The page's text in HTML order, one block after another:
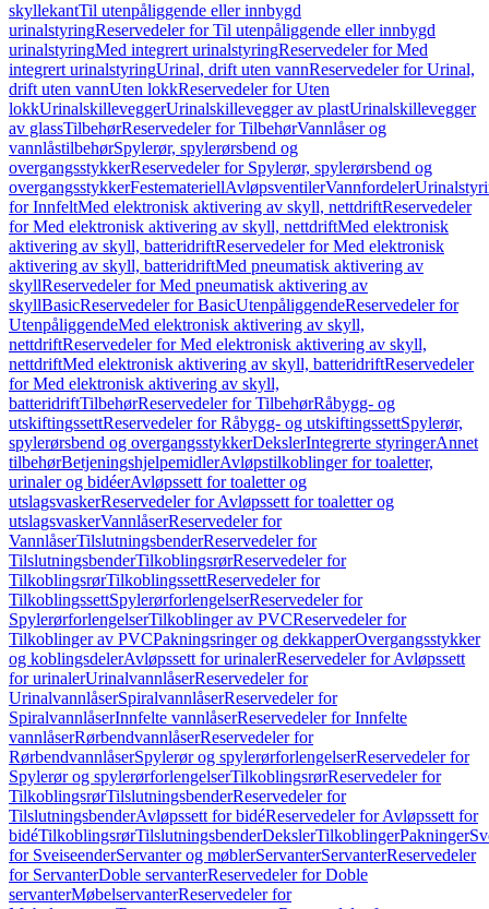
skyllekantTil utenpåliggende eller innbygd
urinalstyringReservedeler for Til utenpåliggende eller innbygd
urinalstyringMed integrert urinalstyringReservedeler for Med
integrert urinalstyringUrinal, drift uten vannReservedeler for Urinal,
drift uten vannUten lokkReservedeler for Uten
lokkUrinalskilleveggerUrinalskillevegger av plastUrinalskillevegger
av glassTilbehørReservedeler for TilbehørVannlåser og
vannlåstilbehørSpylerør, spylerørsbend og
overgangsstykkerReservedeler for Spylerør, spylerørsbend og
overgangsstykkerFestemateriellAvløpsventilerVannfordeler
for InnfeltMed elektronisk aktivering av skyll, nettdriftReservedeler
for Med elektronisk aktivering av skyll, nettdriftMed elektronisk
aktivering av skyll, batteridriftReservedeler for Med elektronisk
aktivering av skyll, batteridriftMed pneumatisk aktivering av
skyllReservedeler for Med pneumatisk aktivering av
skyllBasicReservedeler for BasicUtenpåliggendeReservedeler for
UtenpåliggendeMed elektronisk aktivering av skyll,
nettdriftReservedeler for Med elektronisk aktivering av skyll,
nettdriftMed elektronisk aktivering av skyll, batteridriftReservedeler
for Med elektronisk aktivering av skyll,
batteridriftTilbehørReservedeler for TilbehørRåbygg- og
utskiftingssettReservedeler for Råbygg- og utskiftingssettSpylerør,
spylerørsbend og overgangsstykkerDekslerIntegrerte styringerAnnet
tilbehørBetjeningshjelpemidlerAvløpstilkoblinger for toaletter,
urinaler og bidéerAvløpssett for toaletter og
utslagsvaskerReservedeler for Avløpssett for toaletter og
utslagsvaskerVannlåserReservedeler for
VannlåserTilslutningsbenderReservedeler for
TilslutningsbenderTilkoblingsrørReservedeler for
TilkoblingsrørTilkoblingssettReservedeler for
TilkoblingssettSpylerørforlengelserReservedeler for
SpylerørforlengelserTilkoblinger av PVCReservedeler for
Tilkoblinger av PVCPakningsringer og dekkapperOvergangsstykker
og koblingsdelerAvløpssett for urinalerReservedeler for Avløpssett
for urinalerUrinalvannlåserReservedeler for
UrinalvannlåserSpiralvannlåserReservedeler for
SpiralvannlåserInnfelte vannlåserReservedeler for Innfelte
vannlåserRørbendvannlåserReservedeler for
RørbendvannlåserSpylerør og spylerørforlengelserReservedeler for
Spylerør og spylerørforlengelserTilkoblingsrørReservedeler for
TilkoblingsrørTilslutningsbenderReservedeler for
TilslutningsbenderAvløpssett for bidéReservedeler for Avløpssett for
bidéTilkoblingsrørTilslutningsbenderDekslerTilkoblingerPakninger
for SveiseenderServanter og møblerServanterServanterReservedeler
for ServanterDoble servanterReservedeler for Doble
servanterMøbelservanterReservedeler for